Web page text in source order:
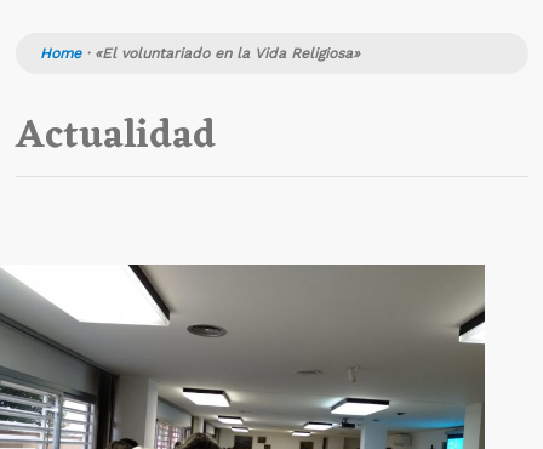
Home· «El voluntariado en la Vida Religiosa»
Actualidad